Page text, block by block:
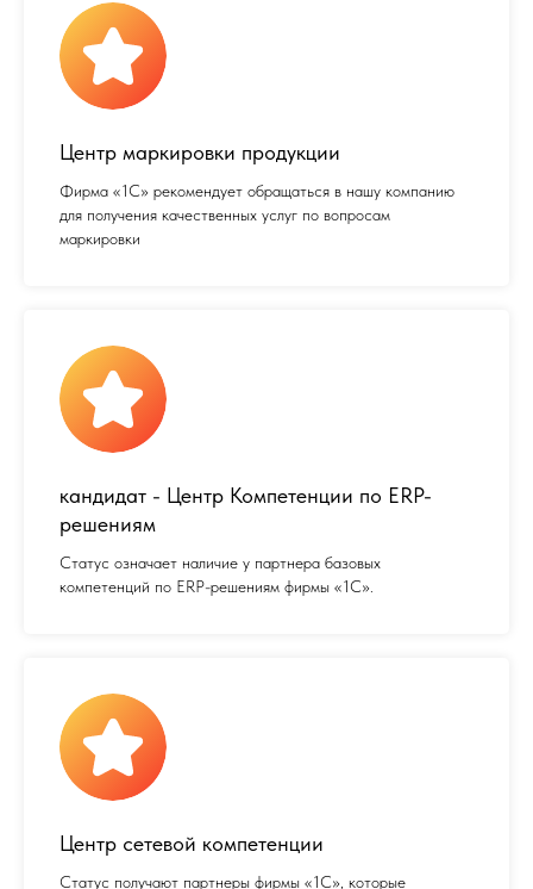
Центр маркировки продукции
Фирма «1С» рекомендует обращаться в нашу компанию
для получения качественных услуг по вопросам
маркировки
кандидат - Центр Компетенции по ERP-
решениям
Статус означает наличие у партнера базовых
компетенций по ERP-решениям фирмы «1С».
Центр сетевой компетенции
Статус получают партнеры фирмы «1С», которые